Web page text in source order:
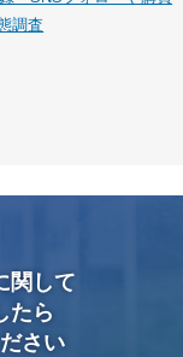
調査
関して
たら
さい